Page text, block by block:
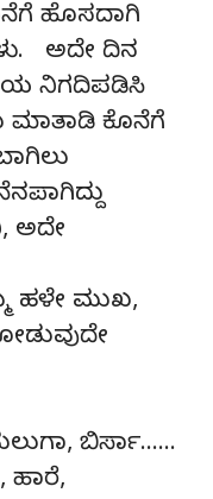
ಹೊಸದಾಗಿ
ಅದೇ ದಿನ
ನಿಗದಿಪಡಿಸಿ
ಮಾತಾಡಿ ಕೊನೆಗೆ
ಅದೇ
ಹಳೇ ಮುಖ,
ಬಿರ್ಸಾ……
ಹಾರೆ,